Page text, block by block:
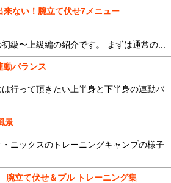
来ない！腕立て伏せ7メニュー
級〜上級編の紹介です。 まずは通常の...
動バランス
は行って頂きたい上半身と下半身の連動バ
景
ニックスのトレーニングキャンプの様子
腕立て伏せ＆プル トレーニング集